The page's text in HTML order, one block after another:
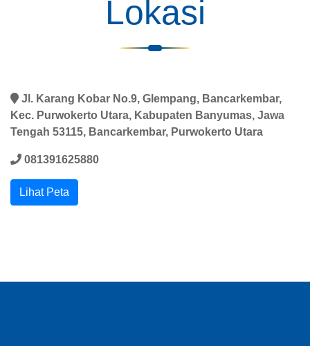
Lokasi
Jl. Karang Kobar No.9, Glempang, Bancarkembar,
Kec. Purwokerto Utara, Kabupaten Banyumas, Jawa
Tengah 53115, Bancarkembar, Purwokerto Utara
081391625880
Lihat Peta